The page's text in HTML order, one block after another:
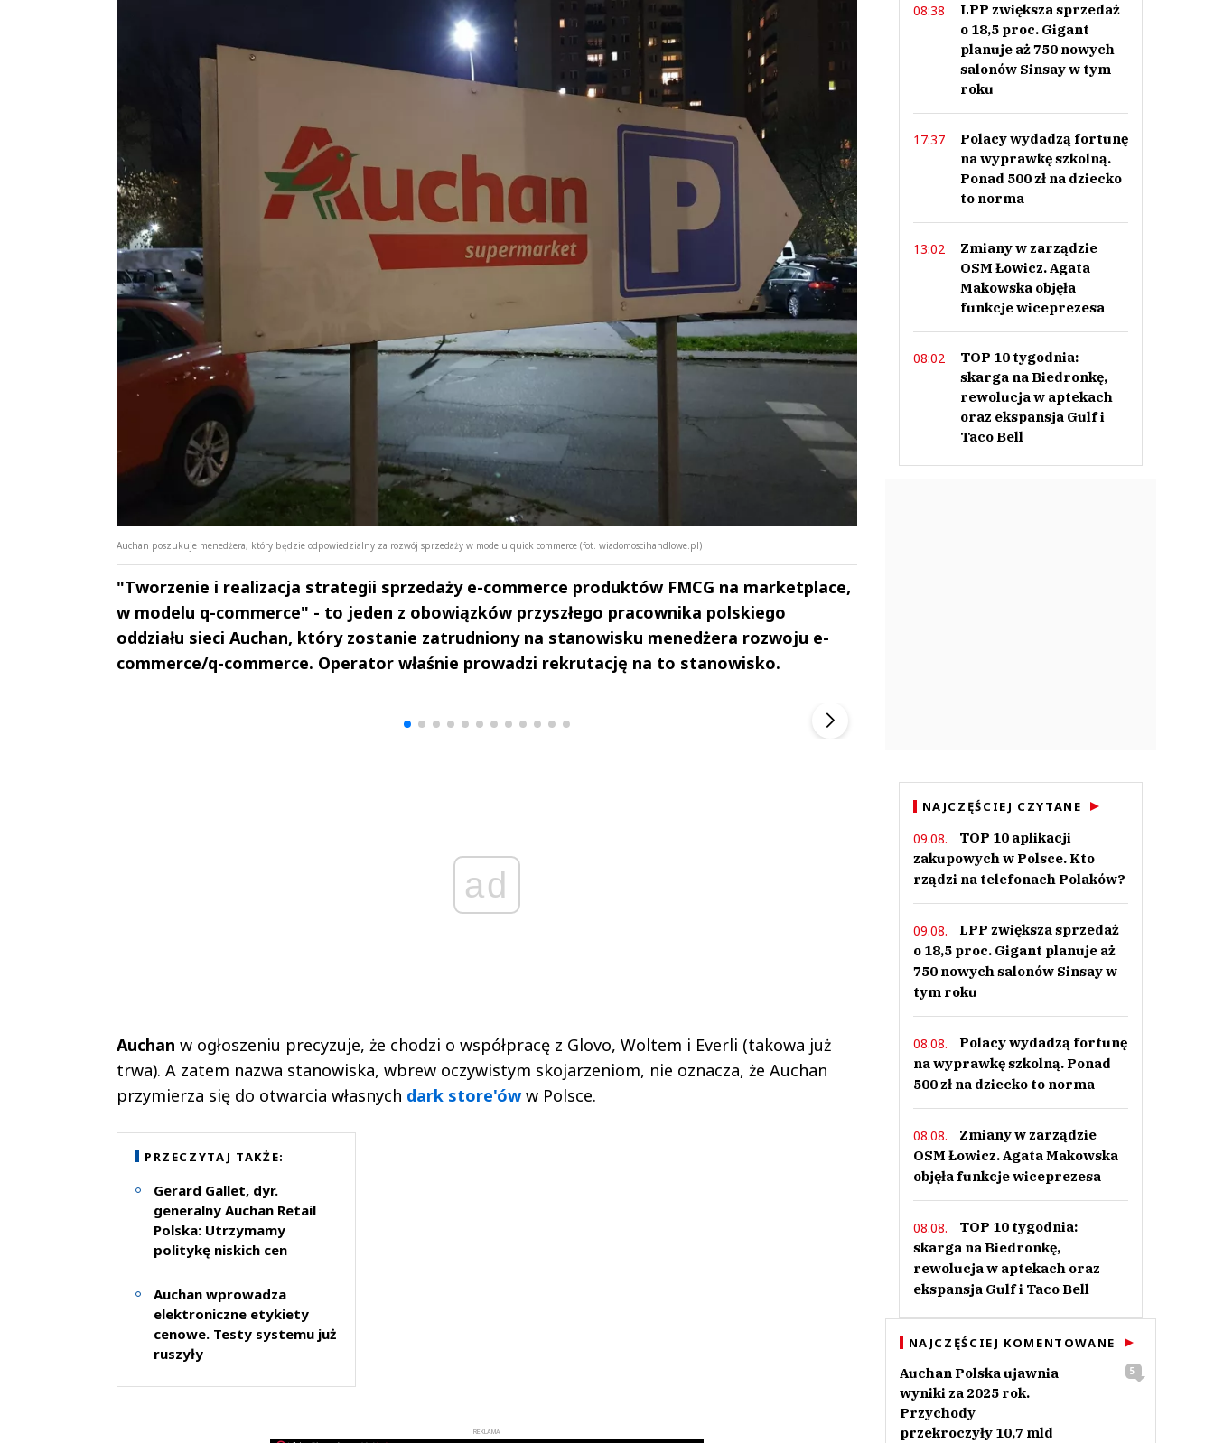
Auchan poszukuje menedżera, który będzie odpowiedzialny za rozwój sprzedaży w modelu quick commerce (fot. wiadomoscihandlowe.pl)
"Tworzenie i realizacja strategii sprzedaży e-commerce produktów FMCG na marketplace,
w modelu q-commerce" - to jeden z obowiązków przyszłego pracownika polskiego
oddziału sieci Auchan, który zostanie zatrudniony na stanowisku menedżera rozwoju e-
commerce/q-commerce. Operator właśnie prowadzi rekrutację na to stanowisko.
ad
Auchan w ogłoszeniu precyzuje, że chodzi o współpracę z Glovo, Woltem i Everli (takowa już
trwa). A zatem nazwa stanowiska, wbrew oczywistym skojarzeniom, nie oznacza, że Auchan
przymierza się do otwarcia własnych dark store'óww Polsce.
PRZECZYTAJ TAKŻE:
Gerard Gallet, dyr.
generalny Auchan Retail
Polska: Utrzymamy
politykę niskich cen
Auchan wprowadza
elektroniczne etykiety
cenowe. Testy systemu już
ruszyły
REKLAMA
Andrzej i Marta
Marta i Andrzej
Michał Stężalski
08:38
LPP zwiększa sprzedaż
o 18,5 proc. Gigant
planuje aż 750 nowych
salonów Sinsay w tym
roku
17:37
Polacy wydadzą fortunę
na wyprawkę szkolną.
Ponad 500 zł na dziecko
to norma
13:02
Zmiany w zarządzie
OSM Łowicz. Agata
Makowska objęła
funkcje wiceprezesa
08:02
TOP 10 tygodnia:
skarga na Biedronkę,
rewolucja w aptekach
oraz ekspansja Gulf i
Taco Bell
NAJCZĘŚCIEJ CZYTANE
09.08.
TOP 10 aplikacji
zakupowych w Polsce. Kto
rządzi na telefonach Polaków?
09.08.
LPP zwiększa sprzedaż
o 18,5 proc. Gigant planuje aż
750 nowych salonów Sinsay w
tym roku
08.08.
Polacy wydadzą fortunę
na wyprawkę szkolną. Ponad
500 zł na dziecko to norma
08.08.
Zmiany w zarządzie
OSM Łowicz. Agata Makowska
objęła funkcje wiceprezesa
08.08.
TOP 10 tygodnia:
skarga na Biedronkę,
rewolucja w aptekach oraz
ekspansja Gulf i Taco Bell
NAJCZĘŚCIEJ KOMENTOWANE
Auchan Polska ujawnia
wyniki za 2025 rok.
Przychody
przekroczyły 10,7 mld
5